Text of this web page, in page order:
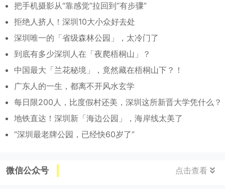
把手机摄影从“靠感觉”拉回到“有步骤”
拒绝人挤人！深圳10大小众好去处
深圳唯一的「省级森林公园」，太冷门了
到底有多少深圳人在「夜爬梧桐山」？
中国最大「兰花秘境」，竟然藏在梧桐山下？！
广东人的一生，都离不开风水玄学
每日限200人，比度假村还美，深圳这所新晋大学凭什么？
地铁直达！深圳新「海边公园」，海岸线太美了
“深圳最老牌公园，已经快60岁了”
微信公众号 点击查看